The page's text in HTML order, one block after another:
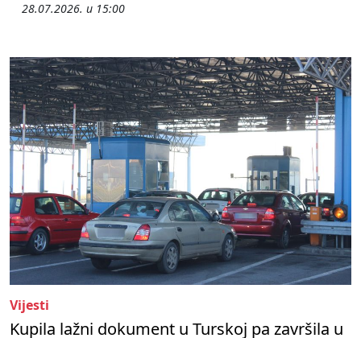
28.07.2026. u 15:00
Vijesti
Kupila lažni dokument u Turskoj pa završila u